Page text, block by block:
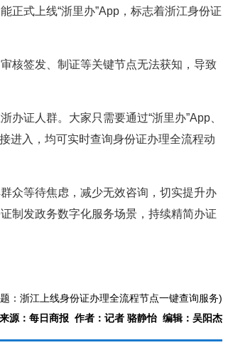
正式上线“浙里办”App，标志着浙江身份证
核签发、制证等关键节点无法获知，导致
证人群。大家只需要通过“浙里办”App、
进入，均可实时查询身份证办理全流程动
众等待焦虑，减少无效咨询，切实提升办
制发政务数字化服务场景，持续精简办证
：浙江上线身份证办理全流程节点一键查询服务)
来源：每日商报 作者：记者 骆静怡 编辑：吴阳杰